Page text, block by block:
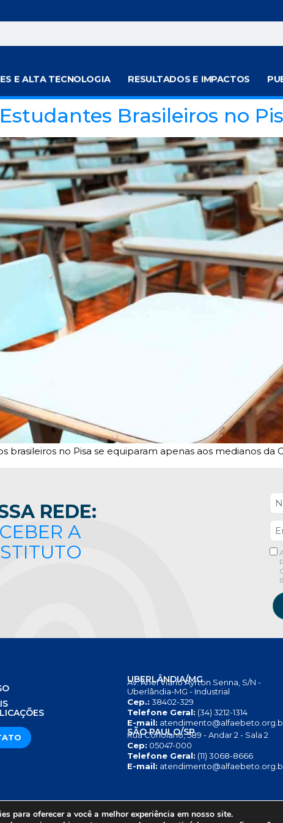
E ALTA TECNOLOGIA RESULTADOS E IMPACTOS
Brasileiros no
no Pisa se equiparam apenas aos medianos da
REDE:
A
UBERLÂNDIA/MG
Av. Anel Viário Ayrton Senna, S/N -
Uberlândia-MG - Industrial
Cep.: 38402-329
Telefone Geral: (34) 3212-1314
E-mail:
SÃO PAULO/SP
Rua Coriolano, 589 - Andar 2 - Sala 2
Cep: 05047-000
Telefone Geral: (11) 3068-8666
E-mail:
para oferecer a você a melhor experiência em nosso site.